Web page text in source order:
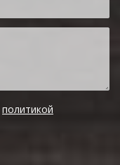
политикой